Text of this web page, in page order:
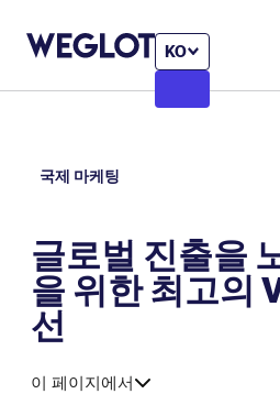
KO
국제 마케팅
글로벌 진출을
을 위한 최고의
선
이 페이지에서